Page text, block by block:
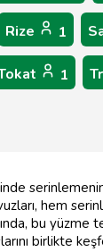
Rize 1
1
hem
bu yüzme
birlikte